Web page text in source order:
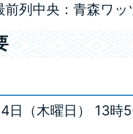
前列中央：青森ワ
日（木曜日） 13時